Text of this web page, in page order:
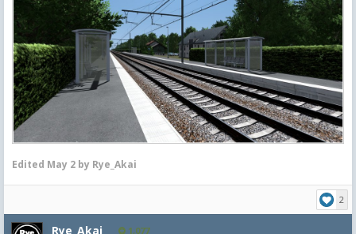
Edited May 2 by Rye_Akai
2
Rye_Akai 1,077